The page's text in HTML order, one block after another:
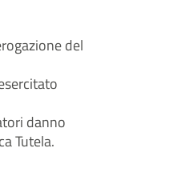
del
danno
Tutela.